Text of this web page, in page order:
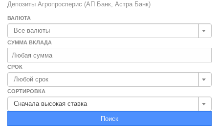
Депозиты Агропросперис (АП Банк, Астра Банк)
ВАЛЮТА
Все валюты
СУММА ВКЛАДА
СРОК
Любой срок
СОРТИРОВКА
Сначала высокая ставка
Поиск